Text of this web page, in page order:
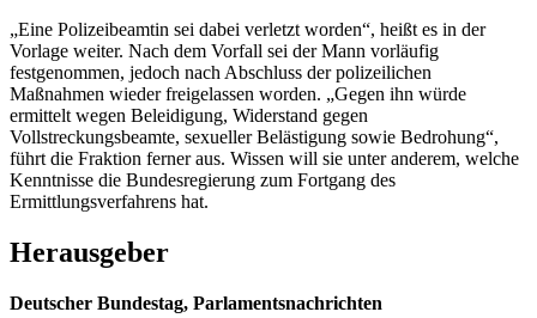
„Eine Polizeibeamtin sei dabei verletzt worden“, heißt es in der
Vorlage weiter. Nach dem Vorfall sei der Mann vorläufig
festgenommen, jedoch nach Abschluss der polizeilichen
Maßnahmen wieder freigelassen worden. „Gegen ihn würde
ermittelt wegen Beleidigung, Widerstand gegen
Vollstreckungsbeamte, sexueller Belästigung sowie Bedrohung“,
führt die Fraktion ferner aus. Wissen will sie unter anderem, welche
Kenntnisse die Bundesregierung zum Fortgang des
Ermittlungsverfahrens hat.
Herausgeber
Deutscher Bundestag, Parlamentsnachrichten